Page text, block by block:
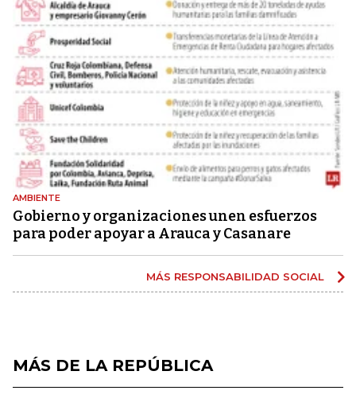
AMBIENTE
Gobierno y organizaciones unen esfuerzos
para poder apoyar a Arauca y Casanare
MÁS RESPONSABILIDAD SOCIAL
MÁS DE LA REPÚBLICA